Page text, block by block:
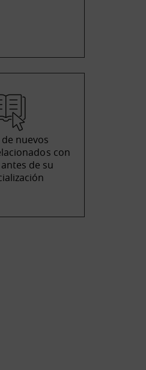
nuevos
con
de su